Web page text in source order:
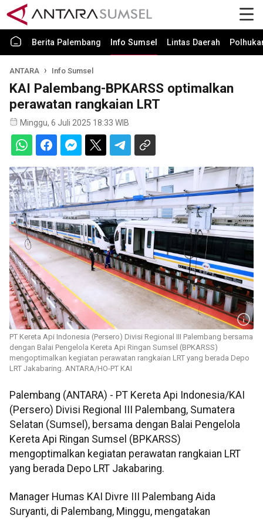
Berita Palembang Info Sumsel Lintas Daerah
ANTARA Info Sumsel
KAI Palembang-BPKARSS optimalkan
perawatan rangkaian LRT
Minggu, 6 Juli 2025 18:33 WIB
PT Kereta Api Indonesia (Persero) Divisi Regional III Palembang bersama
dengan Balai Pengelola Kereta Api Ringan Sumsel (BPKARSS)
mengoptimalkan kegiatan perawatan rangkaian LRT yang berada Depo
LRT Jakabaring. ANTARA/HO-PT KAI
Palembang (ANTARA) - PT Kereta Api Indonesia/KAI
(Persero) Divisi Regional III Palembang, Sumatera
Selatan (Sumsel), bersama dengan Balai Pengelola
Kereta Api Ringan Sumsel (BPKARSS)
mengoptimalkan kegiatan perawatan rangkaian LRT
yang berada Depo LRT Jakabaring.
Manager Humas KAI Divre III Palembang Aida
Suryanti, di Palembang, Minggu, mengatakan